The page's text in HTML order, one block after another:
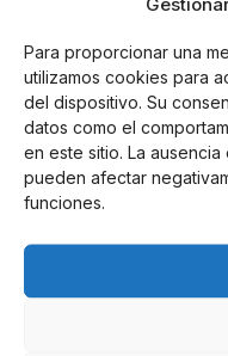
Para proporcionar una
utilizamos cookies para
del dispositivo. Su
datos como el
en este sitio. La
pueden afectar
funciones.
Noticias
Online
Mejores